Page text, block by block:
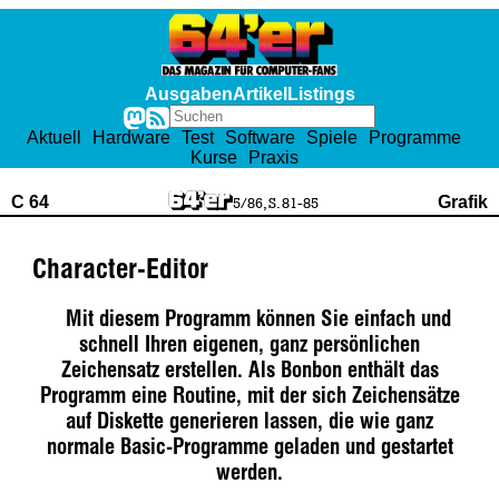
AusgabenArtikel Listings
Aktuell Hardware Test Software Spiele
Programme
Kurse
Praxis
C 64 Grafik
5/86, S. 81-85
Character-Editor
Mit diesem Programm können Sie einfach und
schnell Ihren eigenen, ganz persönlichen
Zeichensatz erstellen. Als Bonbon enthält das
Programm eine Routine, mit der sich Zeichensätze
auf Diskette generieren lassen, die wie ganz
normale Basic-Programme geladen und gestartet
werden.